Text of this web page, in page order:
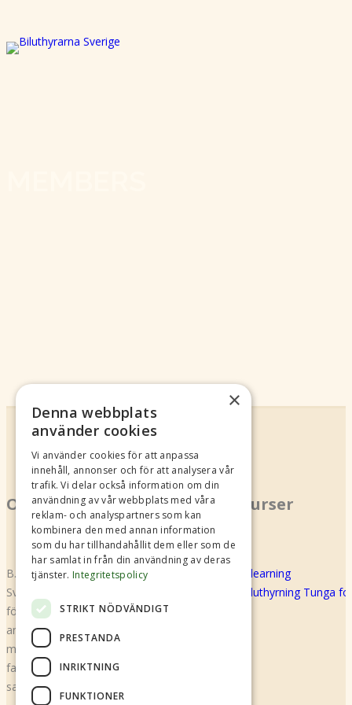
Om oss
B.U.S Shared Mobility (f.d Biluthyrarna
Sverige) är en branschorganisation för alla
företag som bedriver biluthyrning och
annan bildelning. Den gemensamma
målsättningen är säkerhet, kvalitet,
fackmässig service och kundvänlig policy
samt trygghet för kunden.
Kurser
E-learning
Biluthyrning Tunga
×
Denna webbplats
använder cookies
Vi använder cookies för att anpassa
innehåll, annonser och för att analysera vår
trafik. Vi delar också information om din
användning av vår webbplats med våra
reklam- och analyspartners som kan
kombinera den med annan information
som du har tillhandahållit dem eller som de
har samlat in från din användning av deras
tjänster. Integritetspolicy
STRIKT NÖDVÄNDIGT
PRESTANDA
INRIKTNING
FUNKTIONER